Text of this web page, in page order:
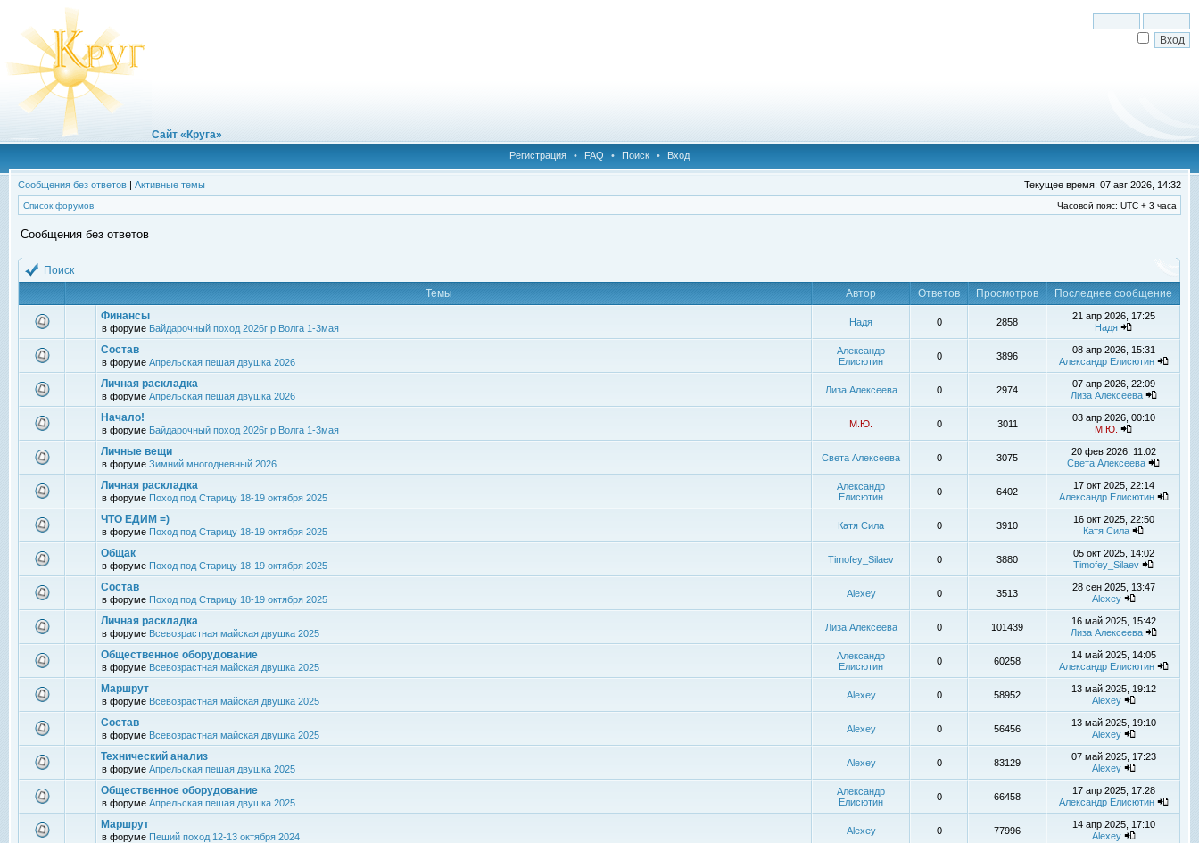
Сайт «Круга»
Регистрация • FAQ • Поиск • Вход
Сообщения без ответов | Активные темы Текущее время: 07 авг 2026, 14:32
Список форумов Часовой пояс: UTC + 3 часа
Сообщения без ответов
Поиск
Темы
Автор Ответов Просмотров
Последнее сообщение
Финансы
в форуме Байдарочный поход 2026г р.Волга 1-3мая
Надя 0 2858
21 апр 2026, 17:25
Надя
Состав
в форуме Апрельская пешая двушка 2026
Александр
Елисютин
0 3896
08 апр 2026, 15:31
Александр Елисютин
Личная раскладка
в форуме Апрельская пешая двушка 2026
Лиза Алексеева 0 2974
07 апр 2026, 22:09
Лиза Алексеева
Начало!
в форуме Байдарочный поход 2026г р.Волга 1-3мая
М.Ю. 0 3011
03 апр 2026, 00:10
М.Ю.
Личные вещи
в форуме Зимний многодневный 2026
Света Алексеева 0 3075
20 фев 2026, 11:02
Света Алексеева
Личная раскладка
в форуме Поход под Старицу 18-19 октября 2025
Александр
Елисютин
0 6402
17 окт 2025, 22:14
Александр Елисютин
ЧТО ЕДИМ =)
в форуме Поход под Старицу 18-19 октября 2025
Катя Сила 0 3910
16 окт 2025, 22:50
Катя Сила
Общак
в форуме Поход под Старицу 18-19 октября 2025
Timofey_Silaev 0 3880
05 окт 2025, 14:02
Timofey_Silaev
Состав
в форуме Поход под Старицу 18-19 октября 2025
Alexey 0 3513
28 сен 2025, 13:47
Alexey
Личная раскладка
в форуме Всевозрастная майская двушка 2025
Лиза Алексеева 0 101439
16 май 2025, 15:42
Лиза Алексеева
Общественное оборудование
в форуме Всевозрастная майская двушка 2025
Александр
Елисютин
0 60258
14 май 2025, 14:05
Александр Елисютин
Маршрут
в форуме Всевозрастная майская двушка 2025
Alexey 0 58952
13 май 2025, 19:12
Alexey
Состав
в форуме Всевозрастная майская двушка 2025
Alexey 0 56456
13 май 2025, 19:10
Alexey
Технический анализ
в форуме Апрельская пешая двушка 2025
Alexey 0 83129
07 май 2025, 17:23
Alexey
Общественное оборудование
в форуме Апрельская пешая двушка 2025
Александр
Елисютин
0 66458
17 апр 2025, 17:28
Александр Елисютин
Маршрут
в форуме Пеший поход 12-13 октября 2024
Alexey 0 77996
14 апр 2025, 17:10
Alexey